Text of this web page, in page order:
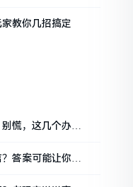
教你几招搞定
慌，这几个办法
答案可能让你失